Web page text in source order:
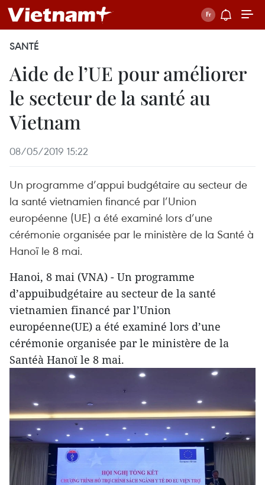
SANTÉ
Aide de l’UE pour améliorer
le secteur de la santé au
Vietnam
08/05/2019 15:22
Un programme d’appui budgétaire au secteur de
la santé vietnamien financé par l’Union
européenne (UE) a été examiné lors d’une
cérémonie organisée par le ministère de la Santé à
Hanoï le 8 mai.
Hanoi, 8 mai (VNA) - Un programme
d’appuibudgétaire au secteur de la santé
vietnamien financé par l’Union
européenne(UE) a été examiné lors d’une
cérémonie organisée par le ministère de la
Santéà Hanoï le 8 mai.